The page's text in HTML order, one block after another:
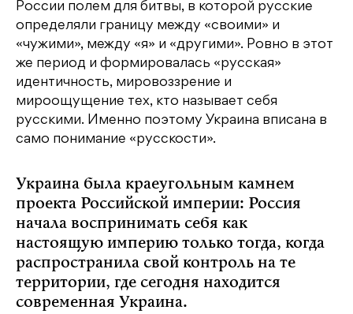
России полем для битвы, в которой русские
определяли границу между «своими» и
«чужими», между «я» и «другими». Ровно в этот
же период и формировалась «русская»
идентичность, мировоззрение и
мироощущение тех, кто называет себя
русскими. Именно поэтому Украина вписана в
само понимание «русскости».
Украина была краеугольным камнем
проекта Российской империи: Россия
начала воспринимать себя как
настоящую империю только тогда, когда
распространила свой контроль на те
территории, где сегодня находится
современная Украина.